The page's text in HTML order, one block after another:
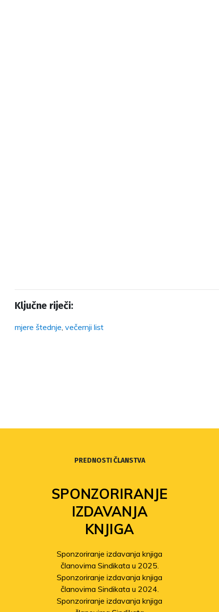
Ključne riječi:
mjere štednje večernji list
PREDNOSTI ČLANSTVA
SPONZORIRANJE
IZDAVANJA
KNJIGA
Sponzoriranje izdavanja knjiga
članovima Sindikata u 2025.
Sponzoriranje izdavanja knjiga
članovima Sindikata u 2024.
Sponzoriranje izdavanja knjiga